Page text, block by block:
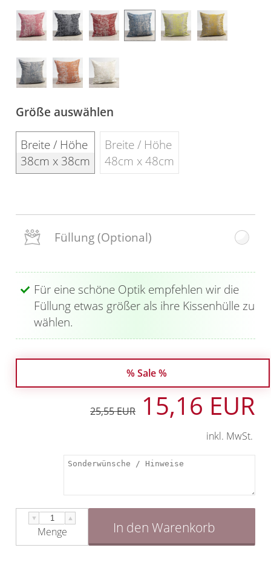
Gardinenstange
Stoffe
Panneaux
Größe auswählen
Breite / Höhe
38cm x 38cm
Breite / Höhe
48cm x 48cm
Füllung(Optional)
Für eine schöne Optik empfehlen wir die
Füllung etwas größer als ihre Kissenhülle zu
wählen.
% Sale %
25,55 EUR 15,16 EUR
inkl. MwSt.
▼ ▲
Menge In den Warenkorb